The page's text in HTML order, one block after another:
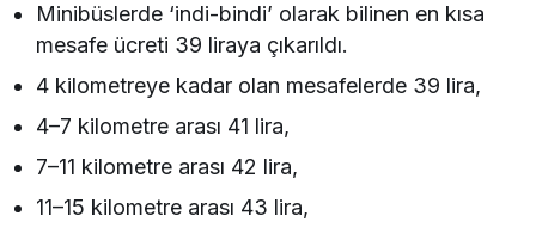
Minibüslerde ‘indi-bindi’ olarak bilinen en kısa
mesafe ücreti 39 liraya çıkarıldı.
4 kilometreye kadar olan mesafelerde 39 lira,
4–7 kilometre arası 41 lira,
7–11 kilometre arası 42 lira,
11–15 kilometre arası 43 lira,